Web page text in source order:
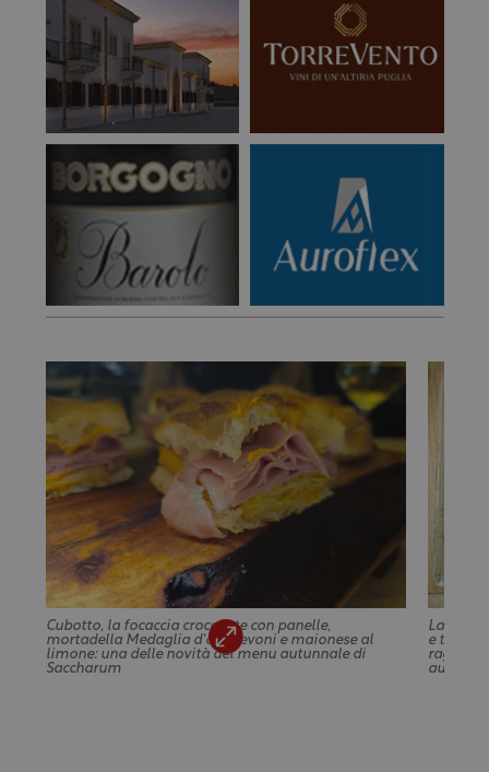
Cubotto, la focaccia croccante con panelle,
mortadella Medaglia d'oro Levoni e maionese al
limone: una delle novità del menu autunnale di
Saccharum
La
e tartufo